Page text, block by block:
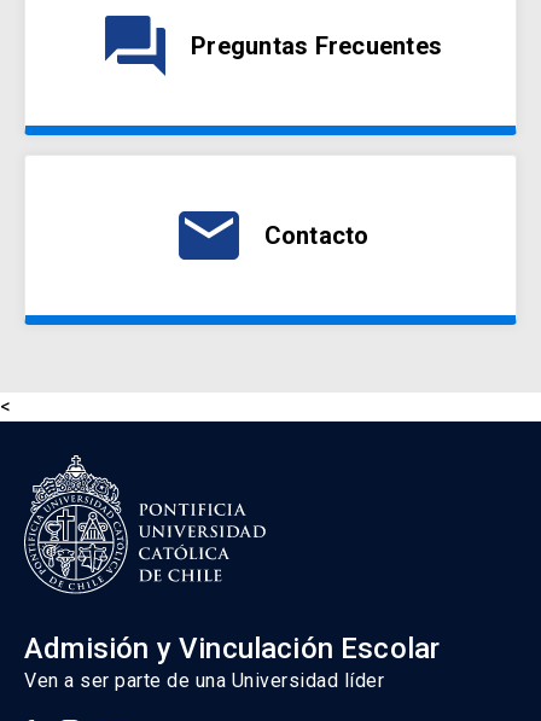
question_answer Preguntas Frecuentes
email Contacto
<
Admisión y Vinculación Escolar
Ven a ser parte de una Universidad líder